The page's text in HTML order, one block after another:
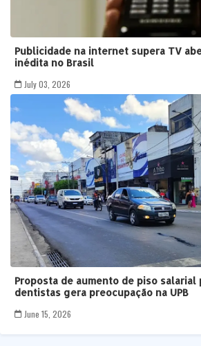
Publicidade na internet supera TV
inédita no Brasil
July 03, 2026
Proposta de aumento de piso salarial
dentistas gera preocupação na UPB
June 15, 2026